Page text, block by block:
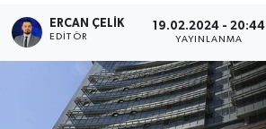
ERCAN ÇELIK
EDITÖR
19.02.2024 - 20:44
YAYINLANMA